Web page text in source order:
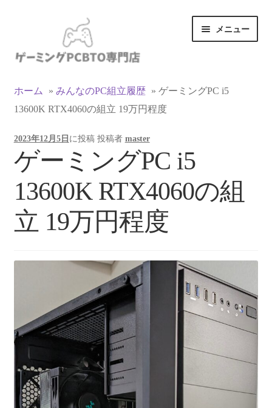
ゲ
ョ
ン
ス
キ
ッ
プ
テ
へ
ス
ッ
プ
メニュー
マイアカウント
支払い
お買い物カゴ
お買い物ガイド
フルカスタマイズ相談
みんなのPC組立履歴
ご使用時にあたって
ホーム » みんなのPC組立履歴 » ゲーミングPC i5
13600K RTX4060の組立 19万円程度
2023年12月5日 に投稿 投稿者 master
ゲーミングPC i5
13600K RTX4060の組
立 19万円程度